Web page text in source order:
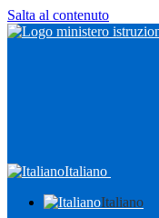
Salta al contenuto
Italiano
Italiano